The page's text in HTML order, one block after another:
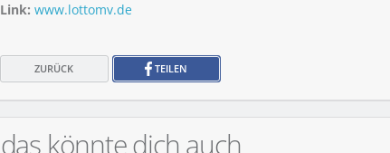
Link: www.lottomv.de
ZURÜCK TEILEN
das könnte dich auch